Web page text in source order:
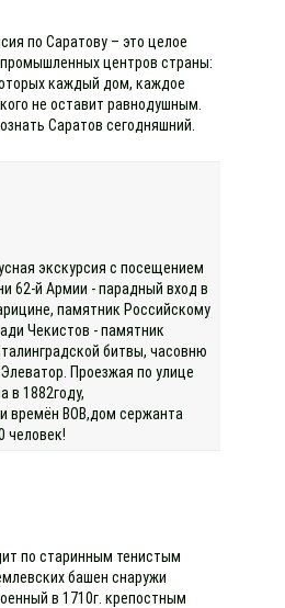
по Саратову – это целое
промышленных центров страны:
каждый дом, каждое
не оставит равнодушным.
Саратов сегодняшний.
экскурсия с посещением
62-й Армии - парадный вход в
памятник Российскому
Чекистов - памятник
битвы, часовню
Проезжая по улице
в 1882году,
времён ВОВ,дом сержанта
человек!
по старинным тенистым
башен снаружи
в 1710г. крепостным